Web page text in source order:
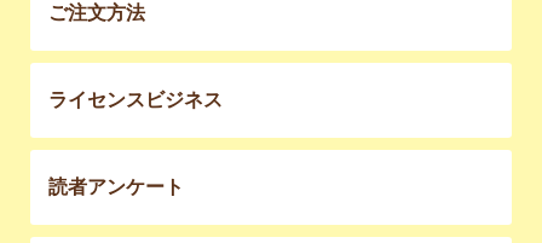
ご注文方法
ライセンスビジネス
読者アンケート